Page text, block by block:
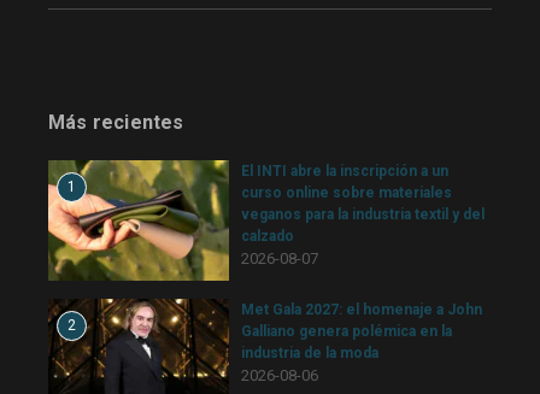
Más recientes
1
El INTI abre la inscripción a un
curso online sobre materiales
veganos para la industria textil y del
calzado
2026-08-07
2
Met Gala 2027: el homenaje a John
Galliano genera polémica en la
industria de la moda
2026-08-06